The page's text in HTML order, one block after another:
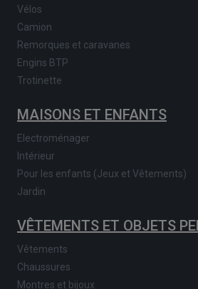
Vélos
Camion
Remorques et caravanes
Engins BTP
Trotinette
MAISONS ET ENFANTS
Electroménager
Intérieur
Pour les enfants (Jeux et Vêtements)
Jardin
VÊTEMENTS ET OBJETS
Vêtements
Chaussures
Montres et bijoux